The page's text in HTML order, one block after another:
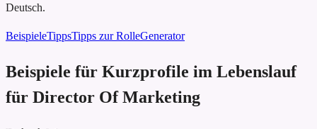
Deutsch.
BeispieleTippsTipps zur RolleGenerator
Beispiele für Kurzprofile im Lebenslauf
für Director Of Marketing